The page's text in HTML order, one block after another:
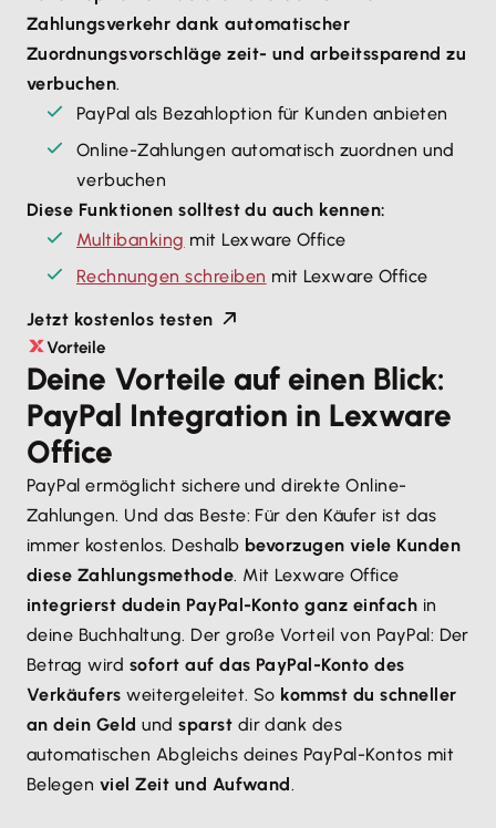
Zahlungsverkehr dank automatischer
Zuordnungsvorschläge zeit- und arbeitssparend zu
verbuchen.
PayPal als Bezahloption für Kunden anbieten
Online-Zahlungen automatisch zuordnen und
verbuchen
Diese Funktionen solltest du auch kennen:
Multibanking mit Lexware Office
Rechnungen schreiben mit Lexware Office
Jetzt kostenlos testen
Vorteile
Deine Vorteile auf einen Blick:
PayPal Integration in Lexware
Office
PayPal ermöglicht sichere und direkte Online-
Zahlungen. Und das Beste: Für den Käufer ist das
immer kostenlos. Deshalb bevorzugen viele Kunden
diese Zahlungsmethode. Mit Lexware Office
integrierst dudein PayPal-Konto ganz einfach in
deine Buchhaltung. Der große Vorteil von PayPal: Der
Betrag wird sofort auf das PayPal-Konto des
Verkäufers weitergeleitet. So kommst du schneller
an dein Geld undsparst dir dank des
automatischen Abgleichs deines PayPal-Kontos mit
Belegen viel Zeit und Aufwand.